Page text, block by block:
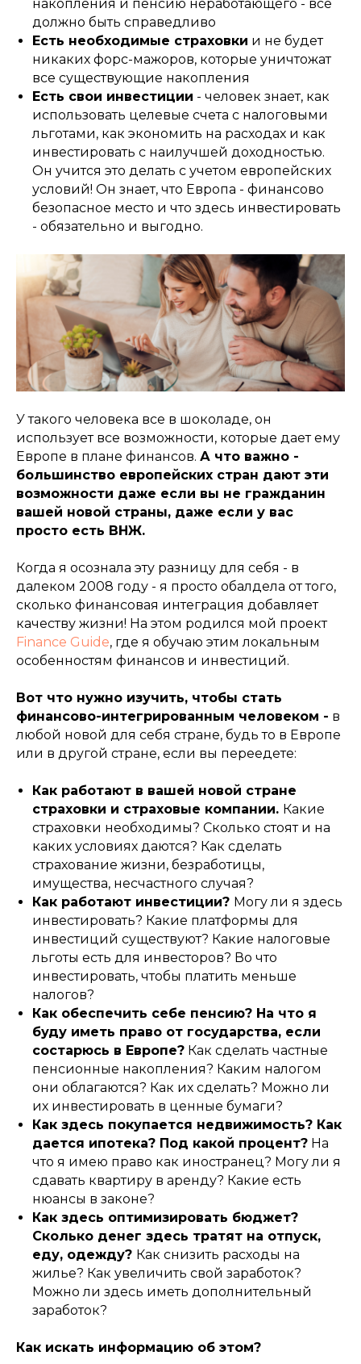
накопления и пенсию неработающего - все
должно быть справедливо
Есть необходимые страховки и не будет
никаких форс-мажоров, которые уничтожат
все существующие накопления
Есть свои инвестиции - человек знает, как
использовать целевые счета с налоговыми
льготами, как экономить на расходах и как
инвестировать с наилучшей доходностью.
Он учится это делать с учетом европейских
условий! Он знает, что Европа - финансово
безопасное место и что здесь инвестировать
- обязательно и выгодно.
У такого человека все в шоколаде, он
использует все возможности, которые дает ему
Европе в плане финансов. А что важно -
большинство европейских стран дают эти
возможности даже если вы не гражданин
вашей новой страны, даже если у вас
просто есть ВНЖ.
Когда я осознала эту разницу для себя - в
далеком 2008 году - я просто обалдела от того,
сколько финансовая интеграция добавляет
качеству жизни! На этом родился мой проект
Finance Guide, где я обучаю этим локальным
особенностям финансов и инвестиций.
Вот что нужно изучить, чтобы стать
финансово-интегрированным человеком - в
любой новой для себя стране, будь то в Европе
или в другой стране, если вы переедете:
Как работают в вашей новой стране
страховки и страховые компании. Какие
страховки необходимы? Сколько стоят и на
каких условиях даются? Как сделать
страхование жизни, безработицы,
имущества, несчастного случая?
Как работают инвестиции? Могу ли я здесь
инвестировать? Какие платформы для
инвестиций существуют? Какие налоговые
льготы есть для инвесторов? Во что
инвестировать, чтобы платить меньше
налогов?
Как обеспечить себе пенсию? На что я
буду иметь право от государства, если
состарюсь в Европе? Как сделать частные
пенсионные накопления? Каким налогом
они облагаются? Как их сделать? Можно ли
их инвестировать в ценные бумаги?
Как здесь покупается недвижимость? Как
дается ипотека? Под какой процент? На
что я имею право как иностранец? Могу ли я
сдавать квартиру в аренду? Какие есть
нюансы в законе?
Как здесь оптимизировать бюджет?
Сколько денег здесь тратят на отпуск,
еду, одежду? Как снизить расходы на
жилье? Как увеличить свой заработок?
Можно ли здесь иметь дополнительный
заработок?
Как искать информацию об этом?